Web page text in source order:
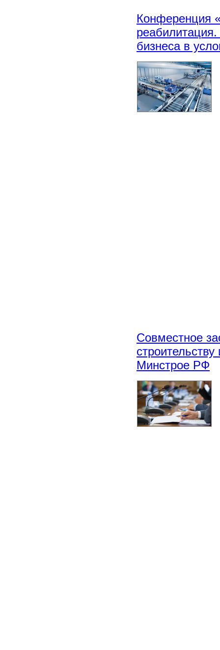
Конференция
бизнеса в
Совместное
Минстрое РФ